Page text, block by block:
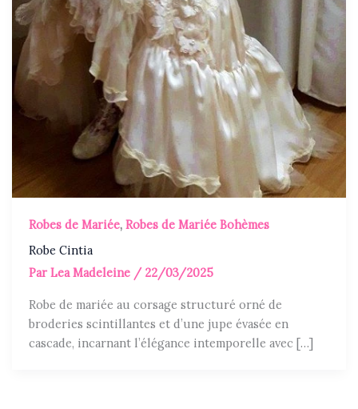
Robes de Mariée,Robes de Mariée Bohèmes
Robe Cintia
ParLea Madeleine / 22/03/2025
Robe de mariée au corsage structuré orné de
broderies scintillantes et d’une jupe évasée en
cascade, incarnant l’élégance intemporelle avec […]